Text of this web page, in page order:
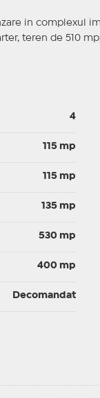
in complexul
teren de 510
4
115 mp
115 mp
135 mp
530 mp
400 mp
Decomandat